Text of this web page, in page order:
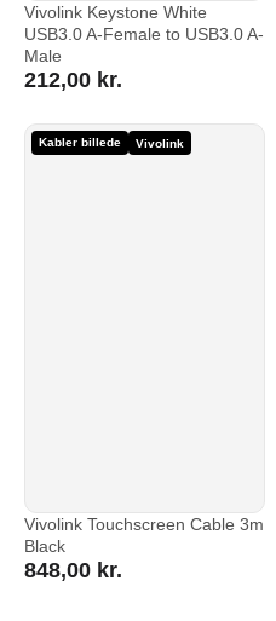
Vivolink Keystone White
USB3.0 A-Female to USB3.0 A-
Male
212,00 kr.
Kabler billede Vivolink
Vivolink Touchscreen Cable 3m
Black
848,00 kr.